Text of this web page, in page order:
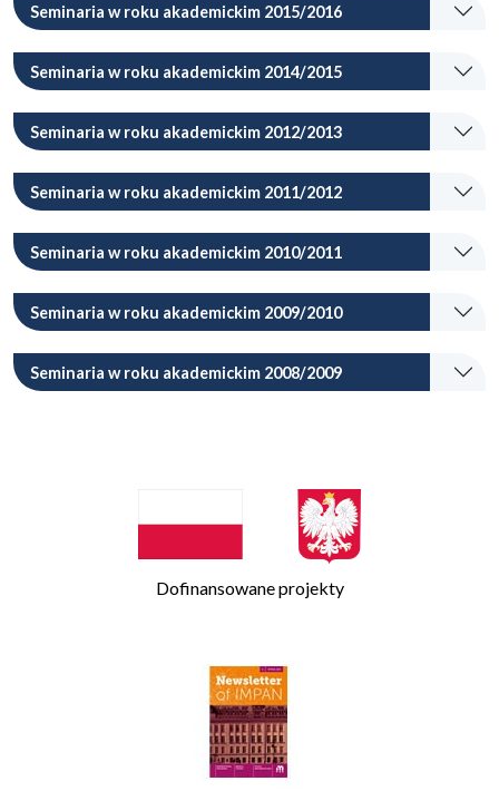
Seminaria w roku akademickim 2015/2016
Seminaria w roku akademickim 2014/2015
Seminaria w roku akademickim 2012/2013
Seminaria w roku akademickim 2011/2012
Seminaria w roku akademickim 2010/2011
Seminaria w roku akademickim 2009/2010
Seminaria w roku akademickim 2008/2009
Dofinansowane projekty